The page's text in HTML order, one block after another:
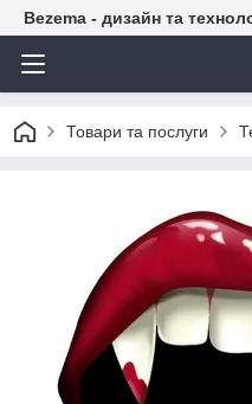
Bezema - дизайн та
Товари та послуги